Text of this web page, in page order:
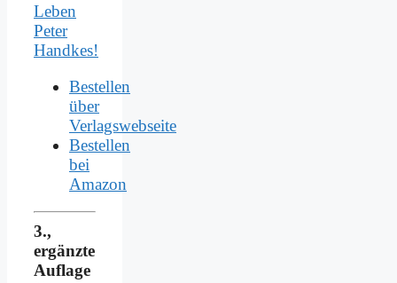
Leben
Peter
Handkes!
Bestellen
über
Verlagswebseite
Bestellen
bei
Amazon
3.,
ergänzte
Auflage